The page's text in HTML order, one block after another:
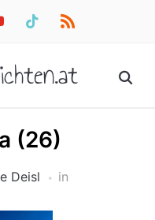
tiktok rss
(26)
Deisl in